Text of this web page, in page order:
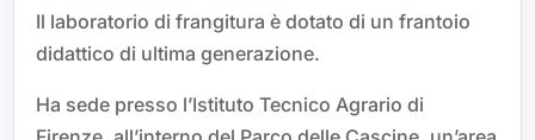
Il laboratorio di frangitura è dotato di un frantoio
didattico di ultima generazione.
Ha sede presso l’Istituto Tecnico Agrario di